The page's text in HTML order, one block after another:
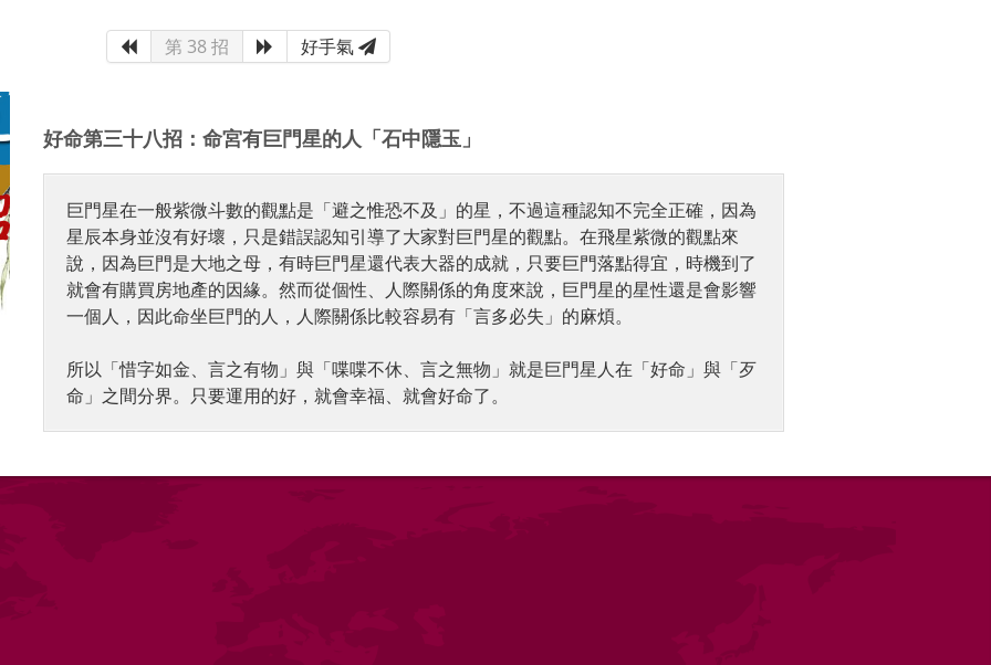
第 38 招 好手氣
好命第三十八招：命宮有巨門星的人「石中隱玉」
巨門星在一般紫微斗數的觀點是「避之惟恐不及」的星，不過這種認知不完全正確，因為
星辰本身並沒有好壞，只是錯誤認知引導了大家對巨門星的觀點。在飛星紫微的觀點來
說，因為巨門是大地之母，有時巨門星還代表大器的成就，只要巨門落點得宜，時機到了
就會有購買房地產的因緣。然而從個性、人際關係的角度來說，巨門星的星性還是會影響
一個人，因此命坐巨門的人，人際關係比較容易有「言多必失」的麻煩。
所以「惜字如金、言之有物」與「喋喋不休、言之無物」就是巨門星人在「好命」與「歹
命」之間分界。只要運用的好，就會幸福、就會好命了。